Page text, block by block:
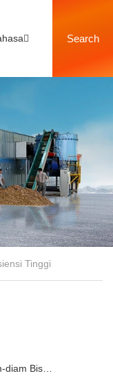
Search
Tinggi
Pengering Veneer Murah Diam-diam Bisa Menggerus Margin Anda